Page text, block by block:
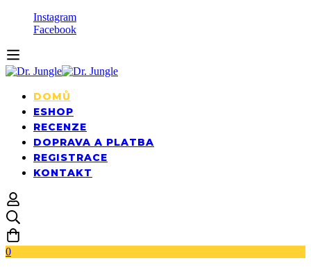
Instagram
Facebook
DOMŮ
ESHOP
RECENZE
DOPRAVA A PLATBA
REGISTRACE
KONTAKT
0